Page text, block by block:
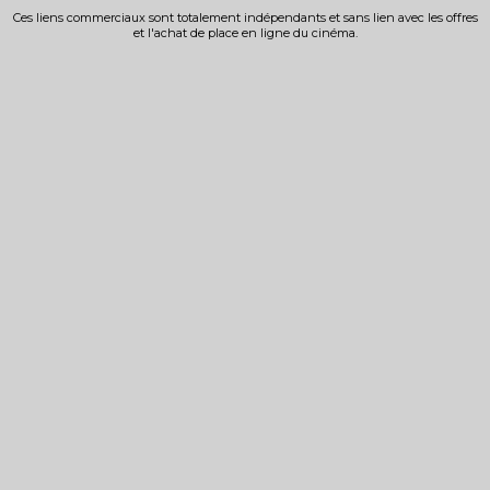
Ces liens commerciaux sont totalement indépendants et sans lien avec les offres
et l'achat de place en ligne du cinéma.